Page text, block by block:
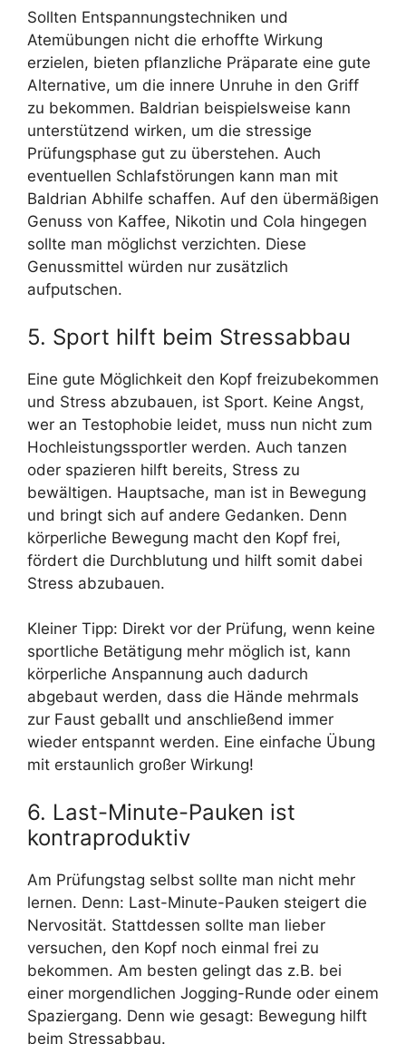
Sollten Entspannungstechniken und
Atemübungen nicht die erhoffte Wirkung
erzielen, bieten pflanzliche Präparate eine gute
Alternative, um die innere Unruhe in den Griff
zu bekommen. Baldrian beispielsweise kann
unterstützend wirken, um die stressige
Prüfungsphase gut zu überstehen. Auch
eventuellen Schlafstörungen kann man mit
Baldrian Abhilfe schaffen. Auf den übermäßigen
Genuss von Kaffee, Nikotin und Cola hingegen
sollte man möglichst verzichten. Diese
Genussmittel würden nur zusätzlich
aufputschen.
5. Sport hilft beim Stressabbau
Eine gute Möglichkeit den Kopf freizubekommen
und Stress abzubauen, ist Sport. Keine Angst,
wer an Testophobie leidet, muss nun nicht zum
Hochleistungssportler werden. Auch tanzen
oder spazieren hilft bereits, Stress zu
bewältigen. Hauptsache, man ist in Bewegung
und bringt sich auf andere Gedanken. Denn
körperliche Bewegung macht den Kopf frei,
fördert die Durchblutung und hilft somit dabei
Stress abzubauen.
Kleiner Tipp: Direkt vor der Prüfung, wenn keine
sportliche Betätigung mehr möglich ist, kann
körperliche Anspannung auch dadurch
abgebaut werden, dass die Hände mehrmals
zur Faust geballt und anschließend immer
wieder entspannt werden. Eine einfache Übung
mit erstaunlich großer Wirkung!
6. Last-Minute-Pauken ist
kontraproduktiv
Am Prüfungstag selbst sollte man nicht mehr
lernen. Denn: Last-Minute-Pauken steigert die
Nervosität. Stattdessen sollte man lieber
versuchen, den Kopf noch einmal frei zu
bekommen. Am besten gelingt das z.B. bei
einer morgendlichen Jogging-Runde oder einem
Spaziergang. Denn wie gesagt: Bewegung hilft
beim Stressabbau.